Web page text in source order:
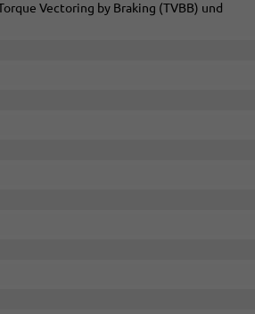
Vectoring by Braking (TVBB) und